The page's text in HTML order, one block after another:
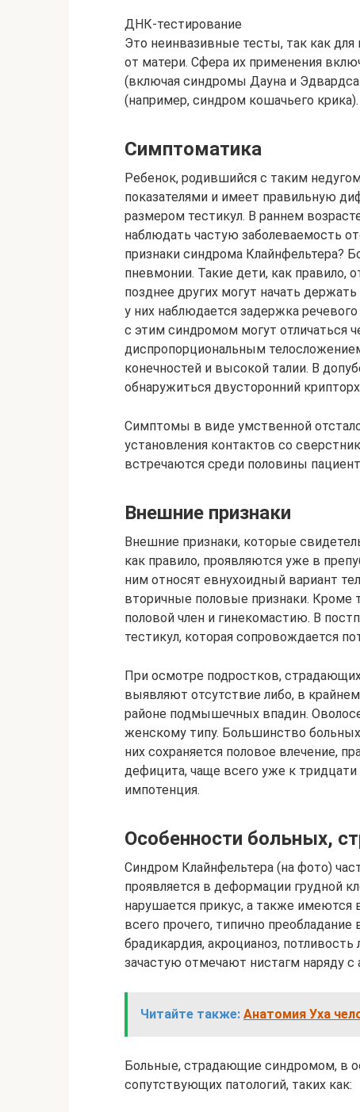
ДНК-тестирование
Это неинвазивные тесты, так как для
от матери. Сфера их применения
(включая синдромы Дауна и
(например, синдром кошачьего крика).
Симптоматика
Ребенок, родившийся с таким
показателями и имеет правильную
размером тестикул. В раннем
наблюдать частую заболеваемость
признаки синдрома Клайнфельтера?
пневмонии. Такие дети, как правило,
позднее других могут начать
у них наблюдается задержка
с этим синдромом могут отличаться
диспропорциональным
конечностей и высокой талии. В
обнаружиться двусторонний
Симптомы в виде умственной
установления контактов со
встречаются среди половины
Внешние признаки
Внешние признаки, которые
как правило, проявляются уже в
ним относят евнухоидный вариант
вторичные половые признаки. Кроме
половой член и гинекомастию. В
тестикул, которая сопровождается
При осмотре подростков,
выявляют отсутствие либо, в
районе подмышечных впадин.
женскому типу. Большинство
них сохраняется половое влечение,
дефицита, чаще всего уже к
импотенция.
Особенности больных,
Синдром Клайнфельтера (на фото)
проявляется в деформации грудной
нарушается прикус, а также
всего прочего, типично
брадикардия, акроцианоз,
зачастую отмечают нистагм наряду
Читайте также: Анатомия Уха
Больные, страдающие синдромом, в
сопутствующих патологий, таких как: